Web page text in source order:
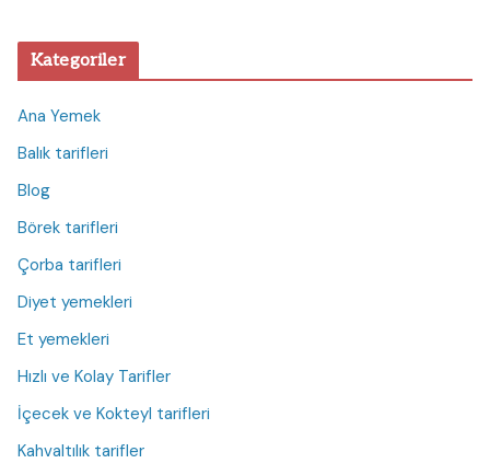
Kategoriler
Ana Yemek
Balık tarifleri
Blog
Börek tarifleri
Çorba tarifleri
Diyet yemekleri
Et yemekleri
Hızlı ve Kolay Tarifler
İçecek ve Kokteyl tarifleri
Kahvaltılık tarifler